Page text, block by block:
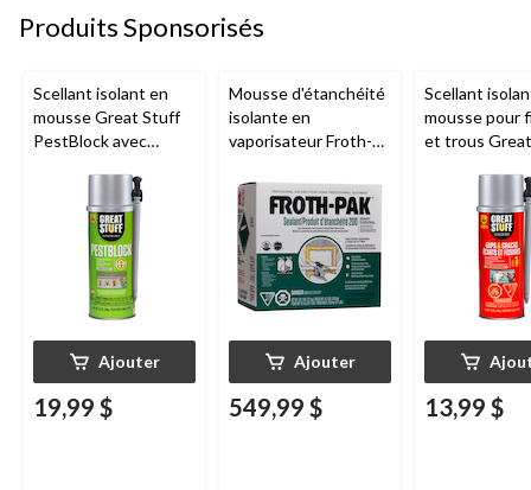
Produits Sponsorisés
Scellant isolant en
mousse Great Stuff
PestBlock avec
intelligent, usage
intérieur/extérieur, 12
Ajouter
19,99 $
Mousse d'étanchéité
isolante en
vaporisateur Froth-
polyuréthane
Ajouter
549,99 $
Scellant
mousse pour
et trous
intelligent,
intérieur/
13,99 $